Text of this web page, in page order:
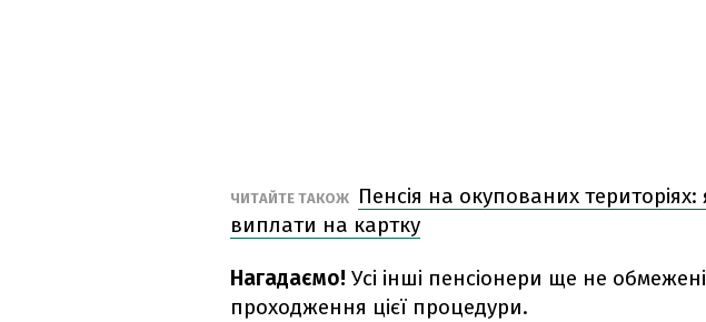
ЧИТАЙТЕ ТАКОЖ
Пенсія на окупованих територіях:
виплати на картку
Нагадаємо! Усі інші пенсіонери ще не
проходження цієї процедури.